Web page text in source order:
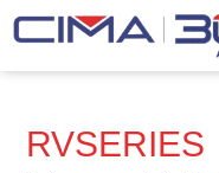
RVSERIES